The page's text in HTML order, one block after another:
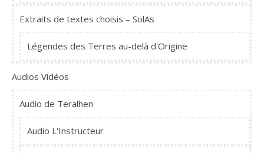
Extraits de textes choisis – SolAs
Légendes des Terres au-delà d'Origine
Audios Vidéos
Audio de Teralhen
Audio L'Instructeur